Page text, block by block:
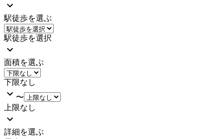
駅徒歩を選ぶ
駅徒歩を選択
面積を選ぶ
下限なし
〜
上限なし
詳細を選ぶ